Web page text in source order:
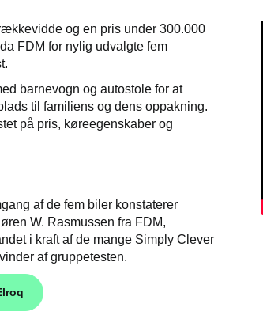
og en pris under 300.000
FDM for nylig udvalgte fem
barnevogn og autostole for at
til familiens og dens oppakning.
på pris, køreegenskaber og
af de fem biler konstaterer
W. Rasmussen fra FDM,
i kraft af de mange Simply Clever
af gruppetesten.